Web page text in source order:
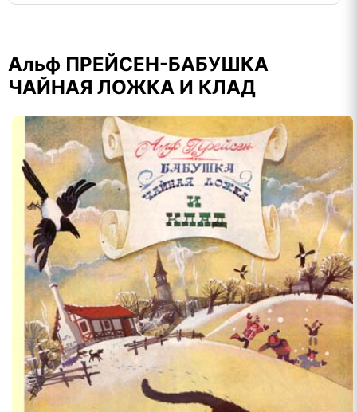
Альф ПРЕЙСЕН-БАБУШКА
ЧАЙНАЯ ЛОЖКА И КЛАД